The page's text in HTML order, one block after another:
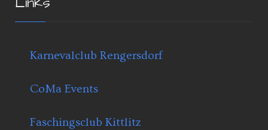
Karnevalclub Rengersdorf
CoMa Events
Faschingsclub Kittlitz